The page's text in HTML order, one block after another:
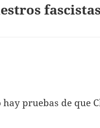
hay pruebas de que